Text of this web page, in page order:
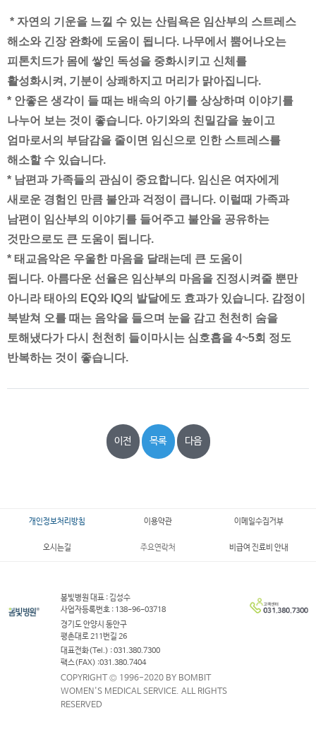
* 자연의 기운을 느낄 수 있는 산림욕은 임산부의 스트레스
해소와 긴장 완화에 도움이 됩니다. 나무에서 뿜어나오는
피톤치드가 몸에 쌓인 독성을 중화시키고 신체를
활성화시켜 , 기분이 상쾌하지고 머리가 맑아집니다.
* 안좋은 생각이 들 때는 배속의 아기를 상상하며 이야기를
나누어 보는 것이 좋습니다. 아기와의 친밀감을 높이고
엄마로서의 부담감을 줄이면 임신으로 인한 스트레스를
해소할 수 있습니다.
* 남편과 가족들의 관심이 중요합니다. 임신은 여자에게
새로운 경험인 만큼 불안과 걱정이 큽니다. 이럴때 가족과
남편이 임산부의 이야기를 들어주고 불안을 공유하는
것만으로도 큰 도움이 됩니다.
* 태교음악은 우울한 마음을 달래는데 큰 도움이
됩니다. 아름다운 선율은 임산부의 마음을 진정시켜줄 뿐만
아니라 태아의
EQ와 IQ의 발달에도 효과가 있습니다. 감정이
북받쳐 오를 때는 음악을 들으며 눈을 감고 천천히 숨을
토해냈다가 다시 천천히 들이마시는 심호흡을 4~5회 정도
반복하는 것이 좋습니다.
이전 목록 다음
개인정보처리방침 이용약관 이메일수집거부
오시는길 주요연락처 비급여 진료비 안내
봄빛병원 대표 : 김성수
사업자등록번호 : 138-96-03718
경기도 안양시 동안구
평촌대로 211번길 26
대표전화(Tel.) : 031.380.7300
팩스(FAX) :031.380.7404
COPYRIGHT © 1996-2020 BY BOMBIT
WOMEN'S MEDICAL SERVICE. ALL RIGHTS
RESERVED